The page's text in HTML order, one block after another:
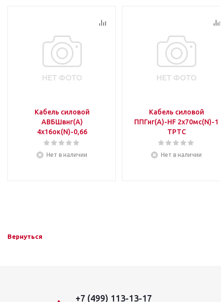
Кабель силовой
АВБШвнг(А)
4х16ок(N)-0,66
Нет в наличии
Кабель силовой
ППГнг(А)-HF 2х70мс(N)-1
ТРТС
Нет в наличии
Вернуться
+7 (499) 113-13-17